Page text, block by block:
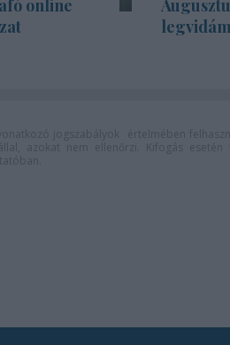
online